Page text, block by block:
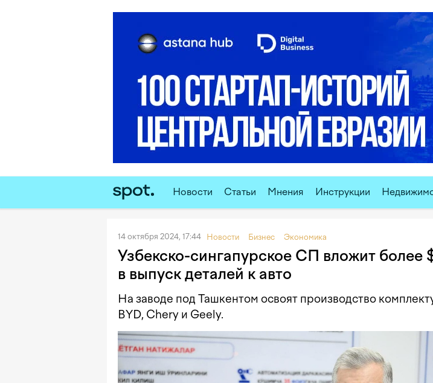
Новости Статьи Мнения Инструкции
14 октября 2024, 17:44 Новости Бизнес Экономика
Узбекско-сингапурское СП вложит более
в выпуск деталей к авто
На заводе под Ташкентом освоят производство
BYD, Chery и Geely.